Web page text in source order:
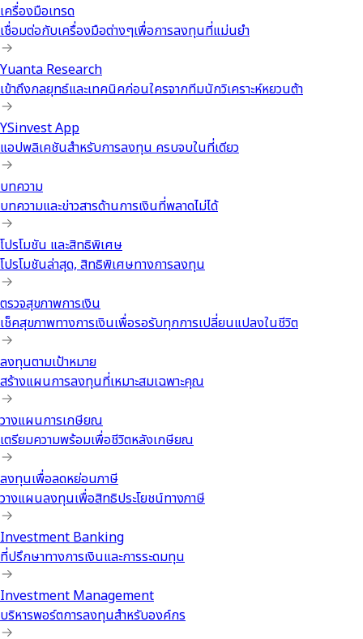
เครื่องมือเทรด
เชื่อมต่อกับเครื่องมือต่างๆเพื่อการลงทุนที่แม่นยำ
Yuanta Research
เข้าถึงกลยุทธ์และเทคนิคก่อนใครจากทีมนักวิเคราะห์หยวนต้า
YSinvest App
แอปพลิเคชันสำหรับการลงทุน ครบจบในที่เดียว
บทความ
บทความและข่าวสารด้านการเงินที่พลาดไม่ได้
โปรโมชัน และสิทธิพิเศษ
โปรโมชันล่าสุด, สิทธิพิเศษทางการลงทุน
ตรวจสุขภาพการเงิน
เช็คสุขภาพทางการเงินเพื่อรอรับทุกการเปลี่ยนแปลงในชีวิต
ลงทุนตามเป้าหมาย
สร้างแผนการลงทุนที่เหมาะสมเฉพาะคุณ
วางแผนการเกษียณ
เตรียมความพร้อมเพื่อชีวิตหลังเกษียณ
ลงทุนเพื่อลดหย่อนภาษี
วางแผนลงทุนเพื่อสิทธิประโยชน์ทางภาษี
Investment Banking
ที่ปรึกษาทางการเงินและการระดมทุน
Investment Management
บริหารพอร์ตการลงทุนสำหรับองค์กร